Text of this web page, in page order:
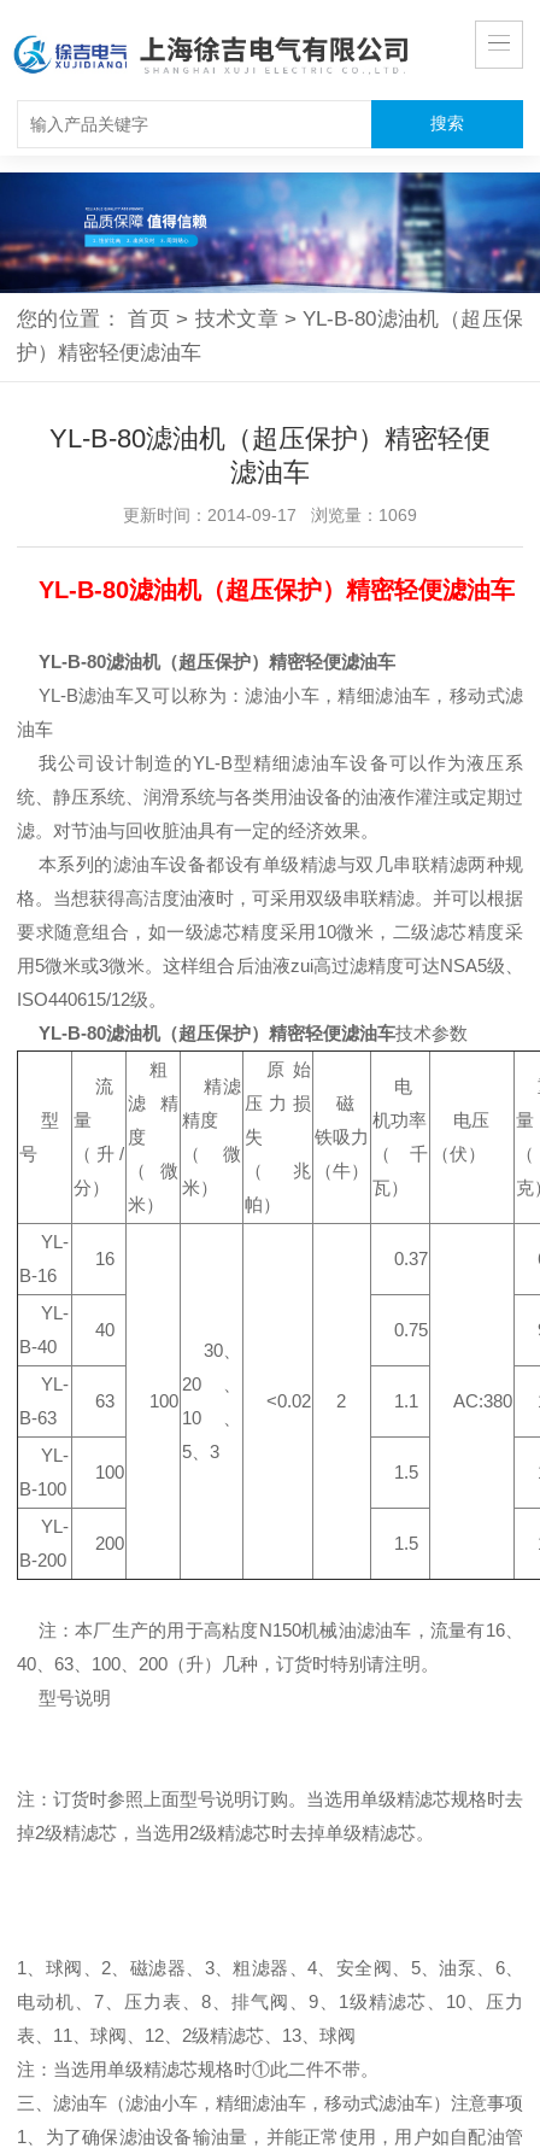
您的位置：首页 > 技术文章 > YL-B-80滤油机（超压保
护）精密轻便滤油车
YL-B-80滤油机（超压保护）精密轻便
滤油车
更新时间：2014-09-17 浏览量：1069
YL-B-80滤油机（超压保护）精密轻便滤油车
YL-B-80滤油机（超压保护）精密轻便滤油车
YL-B滤油车又可以称为：滤油小车，精细滤油车，移动式滤
油车
我公司设计制造的YL-B型精细滤油车设备可以作为液压系
统、静压系统、润滑系统与各类用油设备的油液作灌注或定期过
滤。对节油与回收脏油具有一定的经济效果。
本系列的滤油车设备都设有单级精滤与双几串联精滤两种规
格。当想获得高洁度油液时，可采用双级串联精滤。并可以根据
要求随意组合，如一级滤芯精度采用10微米，二级滤芯精度采
用5微米或3微米。这样组合后油液zui高过滤精度可达NSA5级、
ISO440615/12级。
YL-B-80滤油机（超压保护）精密轻便滤油车技术参数
型
号
流
量
（升/
分）
粗
滤精
度
（微
米）
精滤
精度
（微
米）
原始
压力损
失
（兆
帕）
磁
铁吸力
（牛）
电
机功率
（千
瓦）
电压
（伏）
量
克
YL-
B-16
16
100
30、
20、
10、
5、3
<0.02 2
0.37
AC:380
YL-
B-40
40 0.75
YL-
B-63
63 1.1
YL-
B-100
100 1.5
YL-
B-200
200 1.5
注：本厂生产的用于高粘度N150机械油滤油车，流量有16、
40、63、100、200（升）几种，订货时特别请注明。
型号说明
注：订货时参照上面型号说明订购。当选用单级精滤芯规格时去
掉2级精滤芯，当选用2级精滤芯时去掉单级精滤芯。
1、球阀、2、磁滤器、3、粗滤器、4、安全阀、5、油泵、6、
电动机、7、压力表、8、排气阀、9、1级精滤芯、10、压力
表、11、球阀、12、2级精滤芯、13、球阀
注：当选用单级精滤芯规格时①此二件不带。
三、滤油车（滤油小车，精细滤油车，移动式滤油车）注意事项
1、为了确保滤油设备输油量，并能正常使用，用户如自配油管